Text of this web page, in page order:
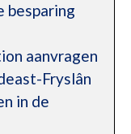
besparing
aanvragen
Fryslân
in de